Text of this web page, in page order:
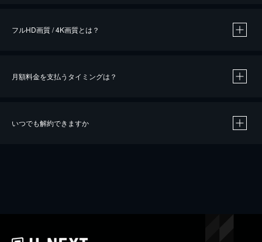
※40％ポイント還元の対象は、クレジットカード決済による作品の購入 / レンタルです。
iOSアプリのUコイン決済による作品の購入 / レンタルは、20％のポイント還元です。
フルHD画質 / 4K画質とは？
月額料金を支払うタイミングは？
いつでも解約できますか